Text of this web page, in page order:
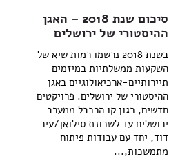
סיכום שנת 2018 – האגן
ההיסטורי של ירושלים
בשנת 2018 נרשמו רמות שיא של
השקעות ממשלתיות במיזמים
תיירותיים-ארכיאולוגיים באגן
ההיסטורי של ירושלים. פרויקטים
חדשים, כגון קו הרכבל ממערב
ירושלים עד לשכונת סילואן/עיר
דוד, יחד עם עבודות פיתוח
מתמשכות,...